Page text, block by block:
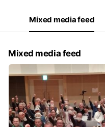
Mixed media feed
Mixed media feed